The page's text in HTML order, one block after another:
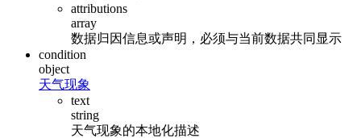
attributions
array
数据归因信息或声明，必须与当前数据共同显示
condition
object
天气现象
text
string
天气现象的本地化描述